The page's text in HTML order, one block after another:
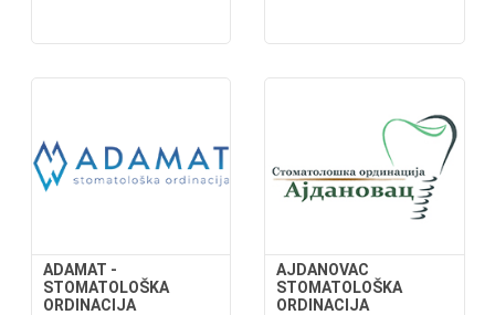
ADAMAT -
STOMATOLOŠKA
ORDINACIJA
AJDANOVAC
STOMATOLOŠKA
ORDINACIJA